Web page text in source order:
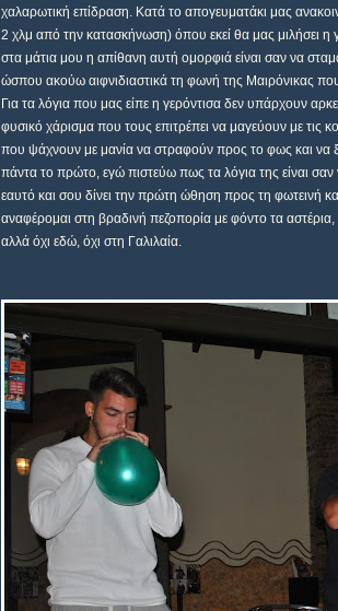
χαλαρωτική επίδραση. Κατά το απογευματάκι μας
2 χλμ από την κατασκήνωση) όπου εκεί θα μας μιλήσει η
στα μάτια μου η απίθανη αυτή ομορφιά είναι σαν να
ώσπου ακούω αιφνιδιαστικά τη φωνή της Μαιρόνικας
Για τα λόγια που μας είπε η γερόντισα δεν υπάρχουν
φυσικό χάρισμα που τους επιτρέπει να μαγεύουν με τις
που ψάχνουν με μανία να στραφούν προς το φως και να
πάντα το πρώτο, εγώ πιστεύω πως τα λόγια της είναι
εαυτό και σου δίνει την πρώτη ώθηση προς τη φωτεινή
αναφέρομαι στη βραδινή πεζοπορία με φόντο τα
αλλά όχι εδώ, όχι στη Γαλιλαία.